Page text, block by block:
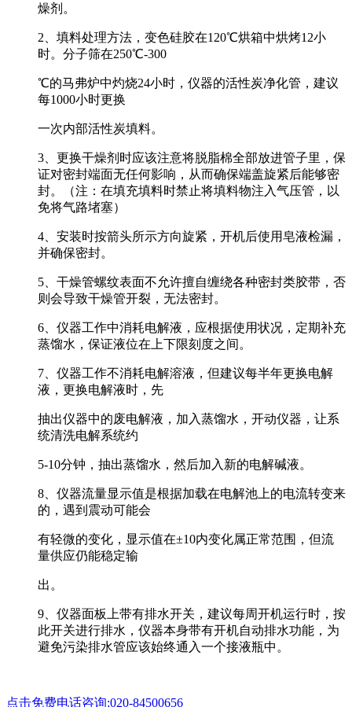
燥剂。
2、填料处理方法，变色硅胶在120℃烘箱中烘烤12小
时。分子筛在250℃-300
℃的马弗炉中灼烧24小时，仪器的活性炭净化管，建议
每1000小时更换
一次内部活性炭填料。
3、更换干燥剂时应该注意将脱脂棉全部放进管子里，保
证对密封端面无任何影响，从而确保端盖旋紧后能够密
封。（注：在填充填料时禁止将填料物注入气压管，以
免将气路堵塞）
4、安装时按箭头所示方向旋紧，开机后使用皂液检漏，
并确保密封。
5、干燥管螺纹表面不允许擅自缠绕各种密封类胶带，否
则会导致干燥管开裂，无法密封。
6、仪器工作中消耗电解液，应根据使用状况，定期补充
蒸馏水，保证液位在上下限刻度之间。
7、仪器工作不消耗电解溶液，但建议每半年更换电解
液，更换电解液时，先
抽出仪器中的废电解液，加入蒸馏水，开动仪器，让系
统清洗电解系统约
5-10分钟，抽出蒸馏水，然后加入新的电解碱液。
8、仪器流量显示值是根据加载在电解池上的电流转变来
的，遇到震动可能会
有轻微的变化，显示值在±10内变化属正常范围，但流
量供应仍能稳定输
出。
9、仪器面板上带有排水开关，建议每周开机运行时，按
此开关进行排水，仪器本身带有开机自动排水功能，为
避免污染排水管应该始终通入一个接液瓶中。
点击免费电话咨询:020-84500656